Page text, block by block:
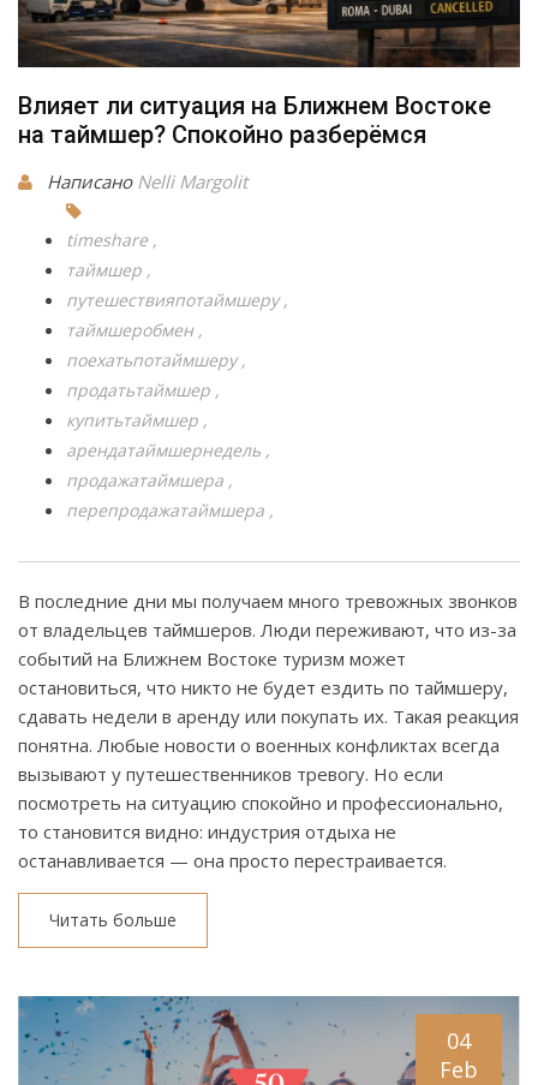
Влияет ли ситуация на Ближнем Востоке
на таймшер? Спокойно разберёмся
Написано Nelli Margolit
timeshare
таймшер
путешествияпотаймшеру
таймшеробмен
поехатьпотаймшеру
продатьтаймшер
купитьтаймшер
арендатаймшернедель
продажатаймшера
перепродажатаймшера
В последние дни мы получаем много тревожных звонков
от владельцев таймшеров. Люди переживают, что из-за
событий на Ближнем Востоке туризм может
остановиться, что никто не будет ездить по таймшеру,
сдавать недели в аренду или покупать их. Такая реакция
понятна. Любые новости о военных конфликтах всегда
вызывают у путешественников тревогу. Но если
посмотреть на ситуацию спокойно и профессионально,
то становится видно: индустрия отдыха не
останавливается — она просто перестраивается.
Читать больше
04
Feb